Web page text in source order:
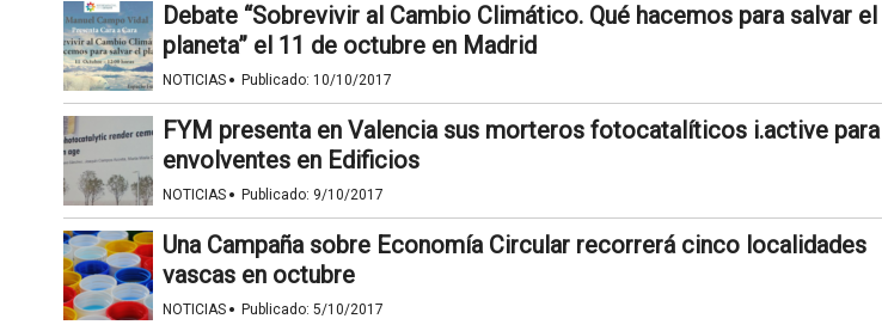
Debate “Sobrevivir al Cambio Climático. Qué hacemos para salvar el
planeta” el 11 de octubre en Madrid
NOTICIAS · Publicado: 10/10/2017
FYM presenta en Valencia sus morteros fotocatalíticos i.active para
envolventes en Edificios
NOTICIAS · Publicado: 9/10/2017
Una Campaña sobre Economía Circular recorrerá cinco localidades
vascas en octubre
NOTICIAS · Publicado: 5/10/2017